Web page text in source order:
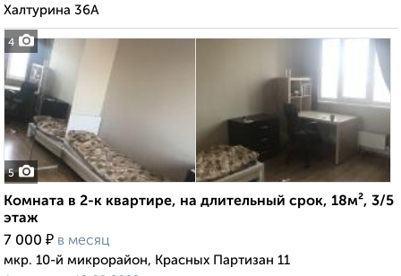
4
Халтурина 36А
5
Комната в 2-к квартире, на длительный срок, 18м², 3/5
этаж
7 000 ₽ в месяц
мкр. 10-й микрорайон, Красных Партизан 11